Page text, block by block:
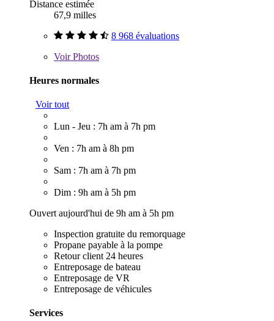
Distance estimée
67,9 milles
8 968 évaluations
VoirPhotos
Heures normales
Voir tout
Lun - Jeu : 7h am à 7h pm
Ven : 7h am à 8h pm
Sam : 7h am à 7h pm
Dim : 9h am à 5h pm
Ouvert aujourd'hui de 9h am à 5h pm
Inspection gratuite du remorquage
Propane payable à la pompe
Retour client 24 heures
Entreposage de bateau
Entreposage de VR
Entreposage de véhicules
Services